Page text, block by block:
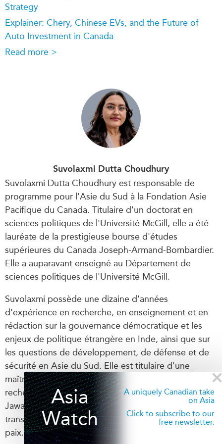
Strategy
Explainer: Chery, Chinese EVs, and the Future of
Auto Investment in Canada
Read more >
Suvolaxmi Dutta Choudhury
Suvolaxmi Dutta Choudhury est responsable de
programme pour l'Asie du Sud à la Fondation Asie
Pacifique du Canada. Titulaire d'un doctorat en
sciences politiques de l'Université McGill, elle a été
lauréate de la prestigieuse bourse d'études
supérieures du Canada Joseph-Armand-Bombardier.
Elle a auparavant enseigné au Département de
sciences politiques de l'Université McGill.
Suvolaxmi possède une dizaine d'années
d'expérience en recherche, en enseignement et en
rédaction sur la gouvernance démocratique et les
enjeux de politique étrangère en Inde, ainsi que sur
les questions de développement, de défense et de
sécurité en Asie du Sud. Elle est titulaire d'une
maîtrise en sciences politiques et d'une maîtrise de
recherche en politique internationale de l'Université
Jawaharlal Nehru (Inde) et a suivi une formation en
transformation des conflits et en consolidation de la
paix.
Asia
Watch
A uniquely Canadian take
on Asia
Click to subscribe to our
free newsletter.